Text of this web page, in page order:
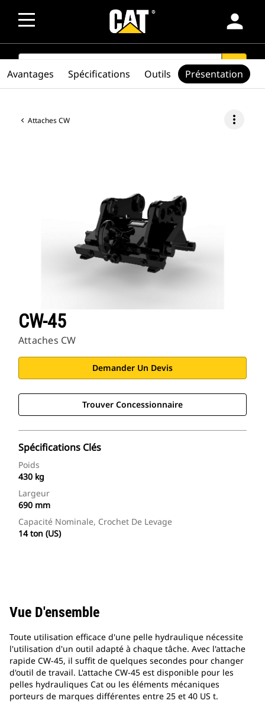
person
SEARCH search
Attaches CW more_vert
CW-45
Attaches CW
Demander Un Devis
Trouver Concessionnaire
Spécifications Clés
Poids
430 kg
Largeur
690 mm
Capacité Nominale, Crochet De Levage
14 ton (US)
Avantages Spécifications Outils Présentation
Vue D'ensemble
Toute utilisation efficace d'une pelle hydraulique nécessite
l'utilisation d'un outil adapté à chaque tâche. Avec l'attache
rapide CW-45, il suffit de quelques secondes pour changer
d'outil de travail. L'attache CW-45 est disponible pour les
pelles hydrauliques Cat ou les éléments mécaniques
porteurs de marques différentes entre 25 et 40 US t.